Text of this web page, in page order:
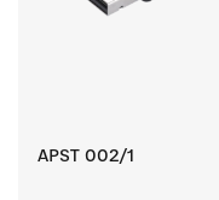
APST 002/1